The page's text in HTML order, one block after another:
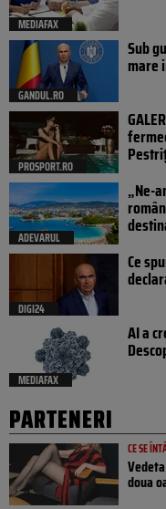
MEDIAFAX
GANDUL.RO
Sub
mare
PROSPORT.RO
ADEVARUL
„Ne-
DIGI24
Ce
MEDIAFAX
AI a
PARTENERI
CE SE
doua